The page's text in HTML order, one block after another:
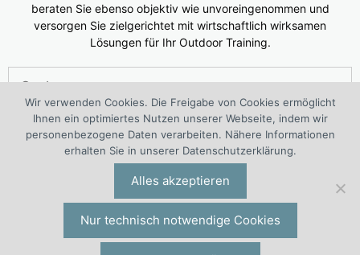
beraten Sie ebenso objektiv wie unvoreingenommen und
versorgen Sie zielgerichtet mit wirtschaftlich wirksamen
Lösungen für Ihr Outdoor Training.
Das 1. European Outdoor Training Center (WOLF® Kompetenz
Center Outdoor Training) ist ein interdisziplinäres Projekt von
Outdoortraining-Spezialisten der I.O. Group
Unternehmensberatungsgruppe | Engelsstraße 6 | 42283
Wuppertal | Deutschland | Tel. +49 (0)202 277 5000 |
|Datenschutz| Impressum| Preise & Konditionen
Kontakt
Wir verwenden Cookies. Die Freigabe von Cookies ermöglicht
Ihnen ein optimiertes Nutzen unserer Webseite, indem wir
personenbezogene Daten verarbeiten. Nähere Informationen
erhalten Sie in unserer Datenschutzerklärung.
Alles akzeptieren
Nur technisch notwendige Cookies